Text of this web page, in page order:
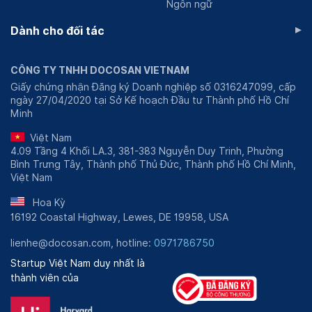
chính của bác sĩ là Phòng khám Đa khoa Quốc tế
Bác sĩ Nguyễn Thị Hồng Thê không chỉ tạm ngưng việc
học tại tại Trường Đại học Y khoa Hà Nội mà còn có
thời gian tu nghiệp ở nước ngoài và được nhiều tờ báo
đưa tin:
Tạp chí Nhi khoa Số đặc biệt - Hội Nhi khoa Việt
Nam (năm 2002)
Tạp chí Y học - Hội nghị KHKT Nhi khoa - Bệnh
Tạp chí Y học Thành phố Hồ Chí Minh Tập 8, Phụ
bản số 1 (năm 2004)
Ngôn ngữ
Dành cho đối tác ▸
CÔNG TY TNHH DOCOSAN VIETNAM
Giấy chứng nhận Đăng ký Doanh nghiệp số 0316247099, cấp
ngày 27/04/2020 tại Sở Kế hoạch Đầu tư Thành phố Hồ Chí
Minh
Việt Nam
4.09 Tầng 4 Khối LA.3, 381-383 Nguyễn Duy Trinh, Phường
Bình Trưng Tây, Thành phố Thủ Đức, Thành phố Hồ Chí Minh,
Việt Nam
Hoa Kỳ
16192 Coastal Highway, Lewes, DE 19958, USA
lienhe@docosan.com, hotline: 0971786750
Startup Việt Nam duy nhất là
thành viên của